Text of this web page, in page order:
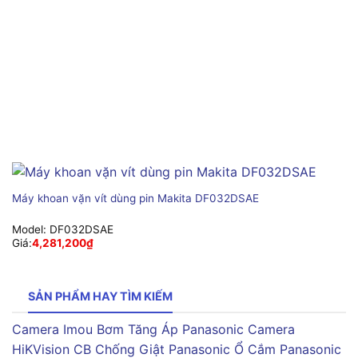
Máy khoan vặn vít dùng pin Makita DF032DSAE
Model: DF032DSAE
Giá:4,281,200₫
SẢN PHẨM HAY TÌM KIẾM
Camera Imou Bơm Tăng Áp Panasonic Camera
HiKVision CB Chống Giật Panasonic Ổ Cắm Panasonic